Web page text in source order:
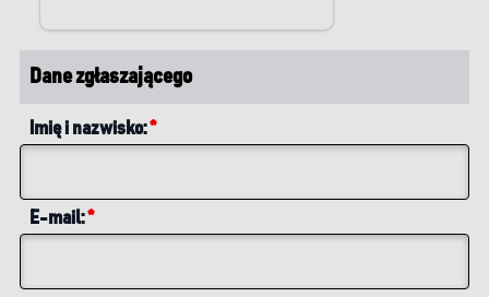
Dane zgłaszającego
Imię i nazwisko:*
E-mail:*